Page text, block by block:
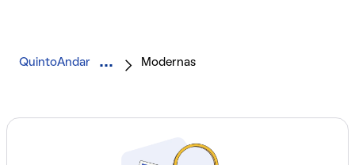
QuintoAndar Modernas